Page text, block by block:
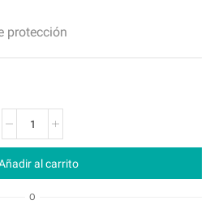
protección
al carrito
O